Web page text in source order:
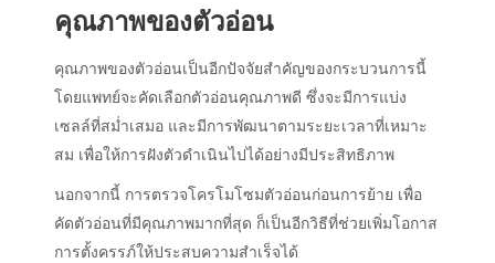
คุณภาพของตัวอ่อน
คุณภาพของตัวอ่อนเป็นอีกปัจจัยสำคัญของกระบวนการนี้
โดยแพทย์จะคัดเลือกตัวอ่อนคุณภาพดี ซึ่งจะมีการแบ่ง
เซลล์ที่สม่ำเสมอ และมีการพัฒนาตามระยะเวลาที่เหมาะ
สม เพื่อให้การฝังตัวดำเนินไปได้อย่างมีประสิทธิภาพ
นอกจากนี้ การตรวจโครโมโซมตัวอ่อนก่อนการย้าย เพื่อ
คัดตัวอ่อนที่มีคุณภาพมากที่สุด ก็เป็นอีกวิธีที่ช่วยเพิ่มโอกาส
การตั้งครรภ์ให้ประสบความสำเร็จได้